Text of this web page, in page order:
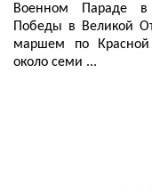
Военном Параде в
Победы в Великой
маршем по
около семи ...